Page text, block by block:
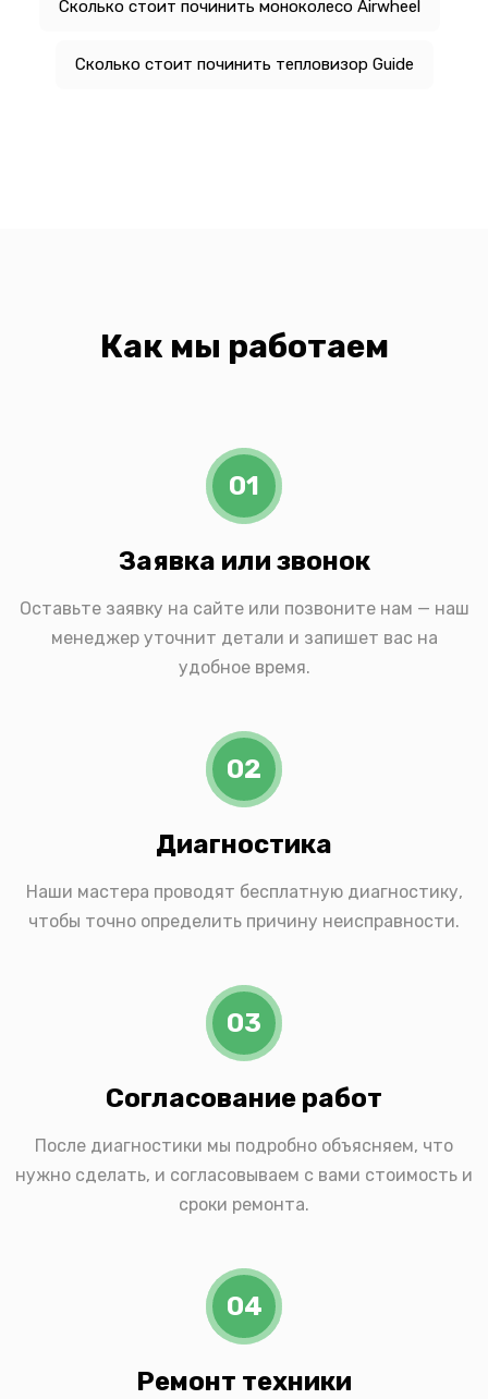
Сколько стоит починить моноколесо Airwheel
Сколько стоит починить тепловизор Guide
Как мы работаем
01
Заявка или звонок
Оставьте заявку на сайте или позвоните нам — наш
менеджер уточнит детали и запишет вас на
удобное время.
02
Диагностика
Наши мастера проводят бесплатную диагностику,
чтобы точно определить причину неисправности.
03
Согласование работ
После диагностики мы подробно объясняем, что
нужно сделать, и согласовываем с вами стоимость и
сроки ремонта.
04
Ремонт техники